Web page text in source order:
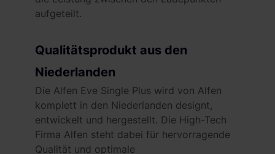
aufgeteilt.
Qualitätsprodukt aus den
Niederlanden
Die Alfen Eve Single Plus wird von Alfen
komplett in den Niederlanden designt,
entwickelt und hergestellt. Die High-Tech
Firma Alfen steht dabei für hervorragende
Qualität und optimale